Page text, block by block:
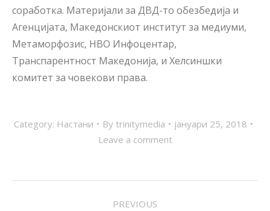
соработка. Материјали за ДВД-то обезбедија и
Агенцијата, Македонскиот институт за медиуми,
Метаморфозис, НВО Инфоцентар,
Транспарентност Македонија, и Хелсиншки
комитет за човекови права.
Category: Настани By trinitymedia
јануари 25, 2018
Leave a comment
PREVIOUS